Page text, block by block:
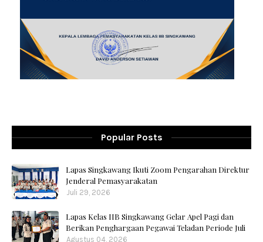
Popular Posts
Lapas Singkawang Ikuti Zoom Pengarahan Direktur
Jenderal Pemasyarakatan
Juli 29, 2026
Lapas Kelas IIB Singkawang Gelar Apel Pagi dan
Berikan Penghargaan Pegawai Teladan Periode Juli
Agustus 04, 2026